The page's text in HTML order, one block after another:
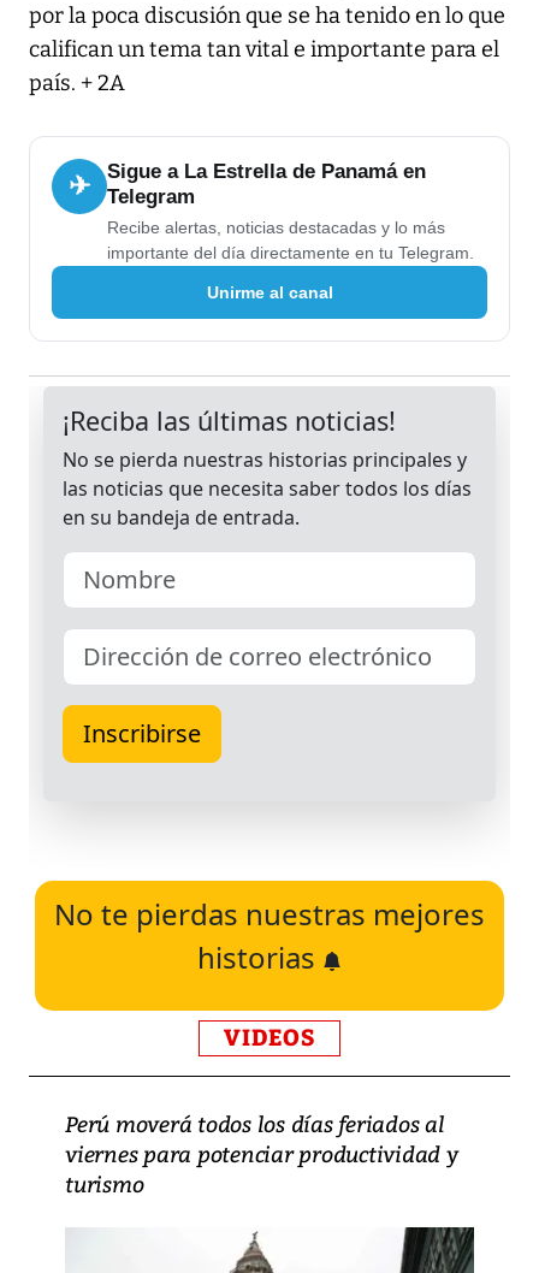
por la poca discusión que se ha tenido en lo que
califican un tema tan vital e importante para el
país. + 2A
✈
Sigue a La Estrella de Panamá en
Telegram
Recibe alertas, noticias destacadas y lo más
importante del día directamente en tu Telegram.
Unirme al canal
No te pierdas nuestras mejores
historias
VIDEOS
Perú moverá todos los días feriados al
viernes para potenciar productividad y
turismo